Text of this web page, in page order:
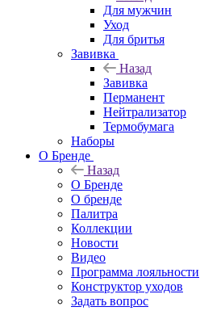
Для мужчин
Уход
Для бритья
Завивка
Назад
Завивка
Перманент
Нейтрализатор
Термобумага
Наборы
О Бренде
Назад
О Бренде
О бренде
Палитра
Коллекции
Новости
Видео
Программа лояльности
Конструктор уходов
Задать вопрос